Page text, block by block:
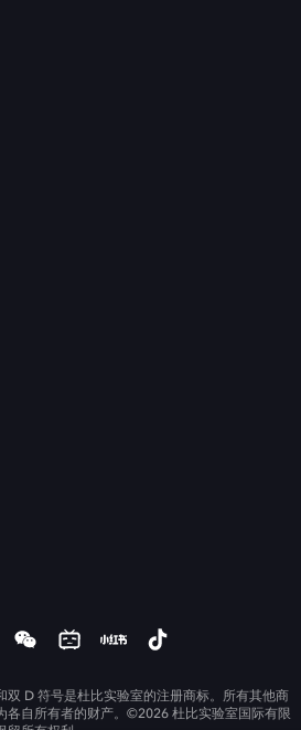
双 D 符号是杜比实验室的注册商标。所有其他商
各自所有者的财产。©2026 杜比实验室国际有限